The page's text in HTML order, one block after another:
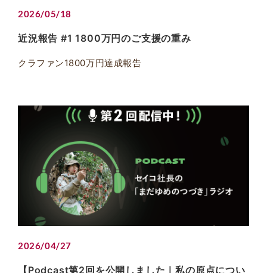
2026/05/18
近況報告 #1 1800万円のご支援の重み
クラファン1800万円達成報告
2026/04/27
【Podcast第2回を公開しました｜私の原点につい